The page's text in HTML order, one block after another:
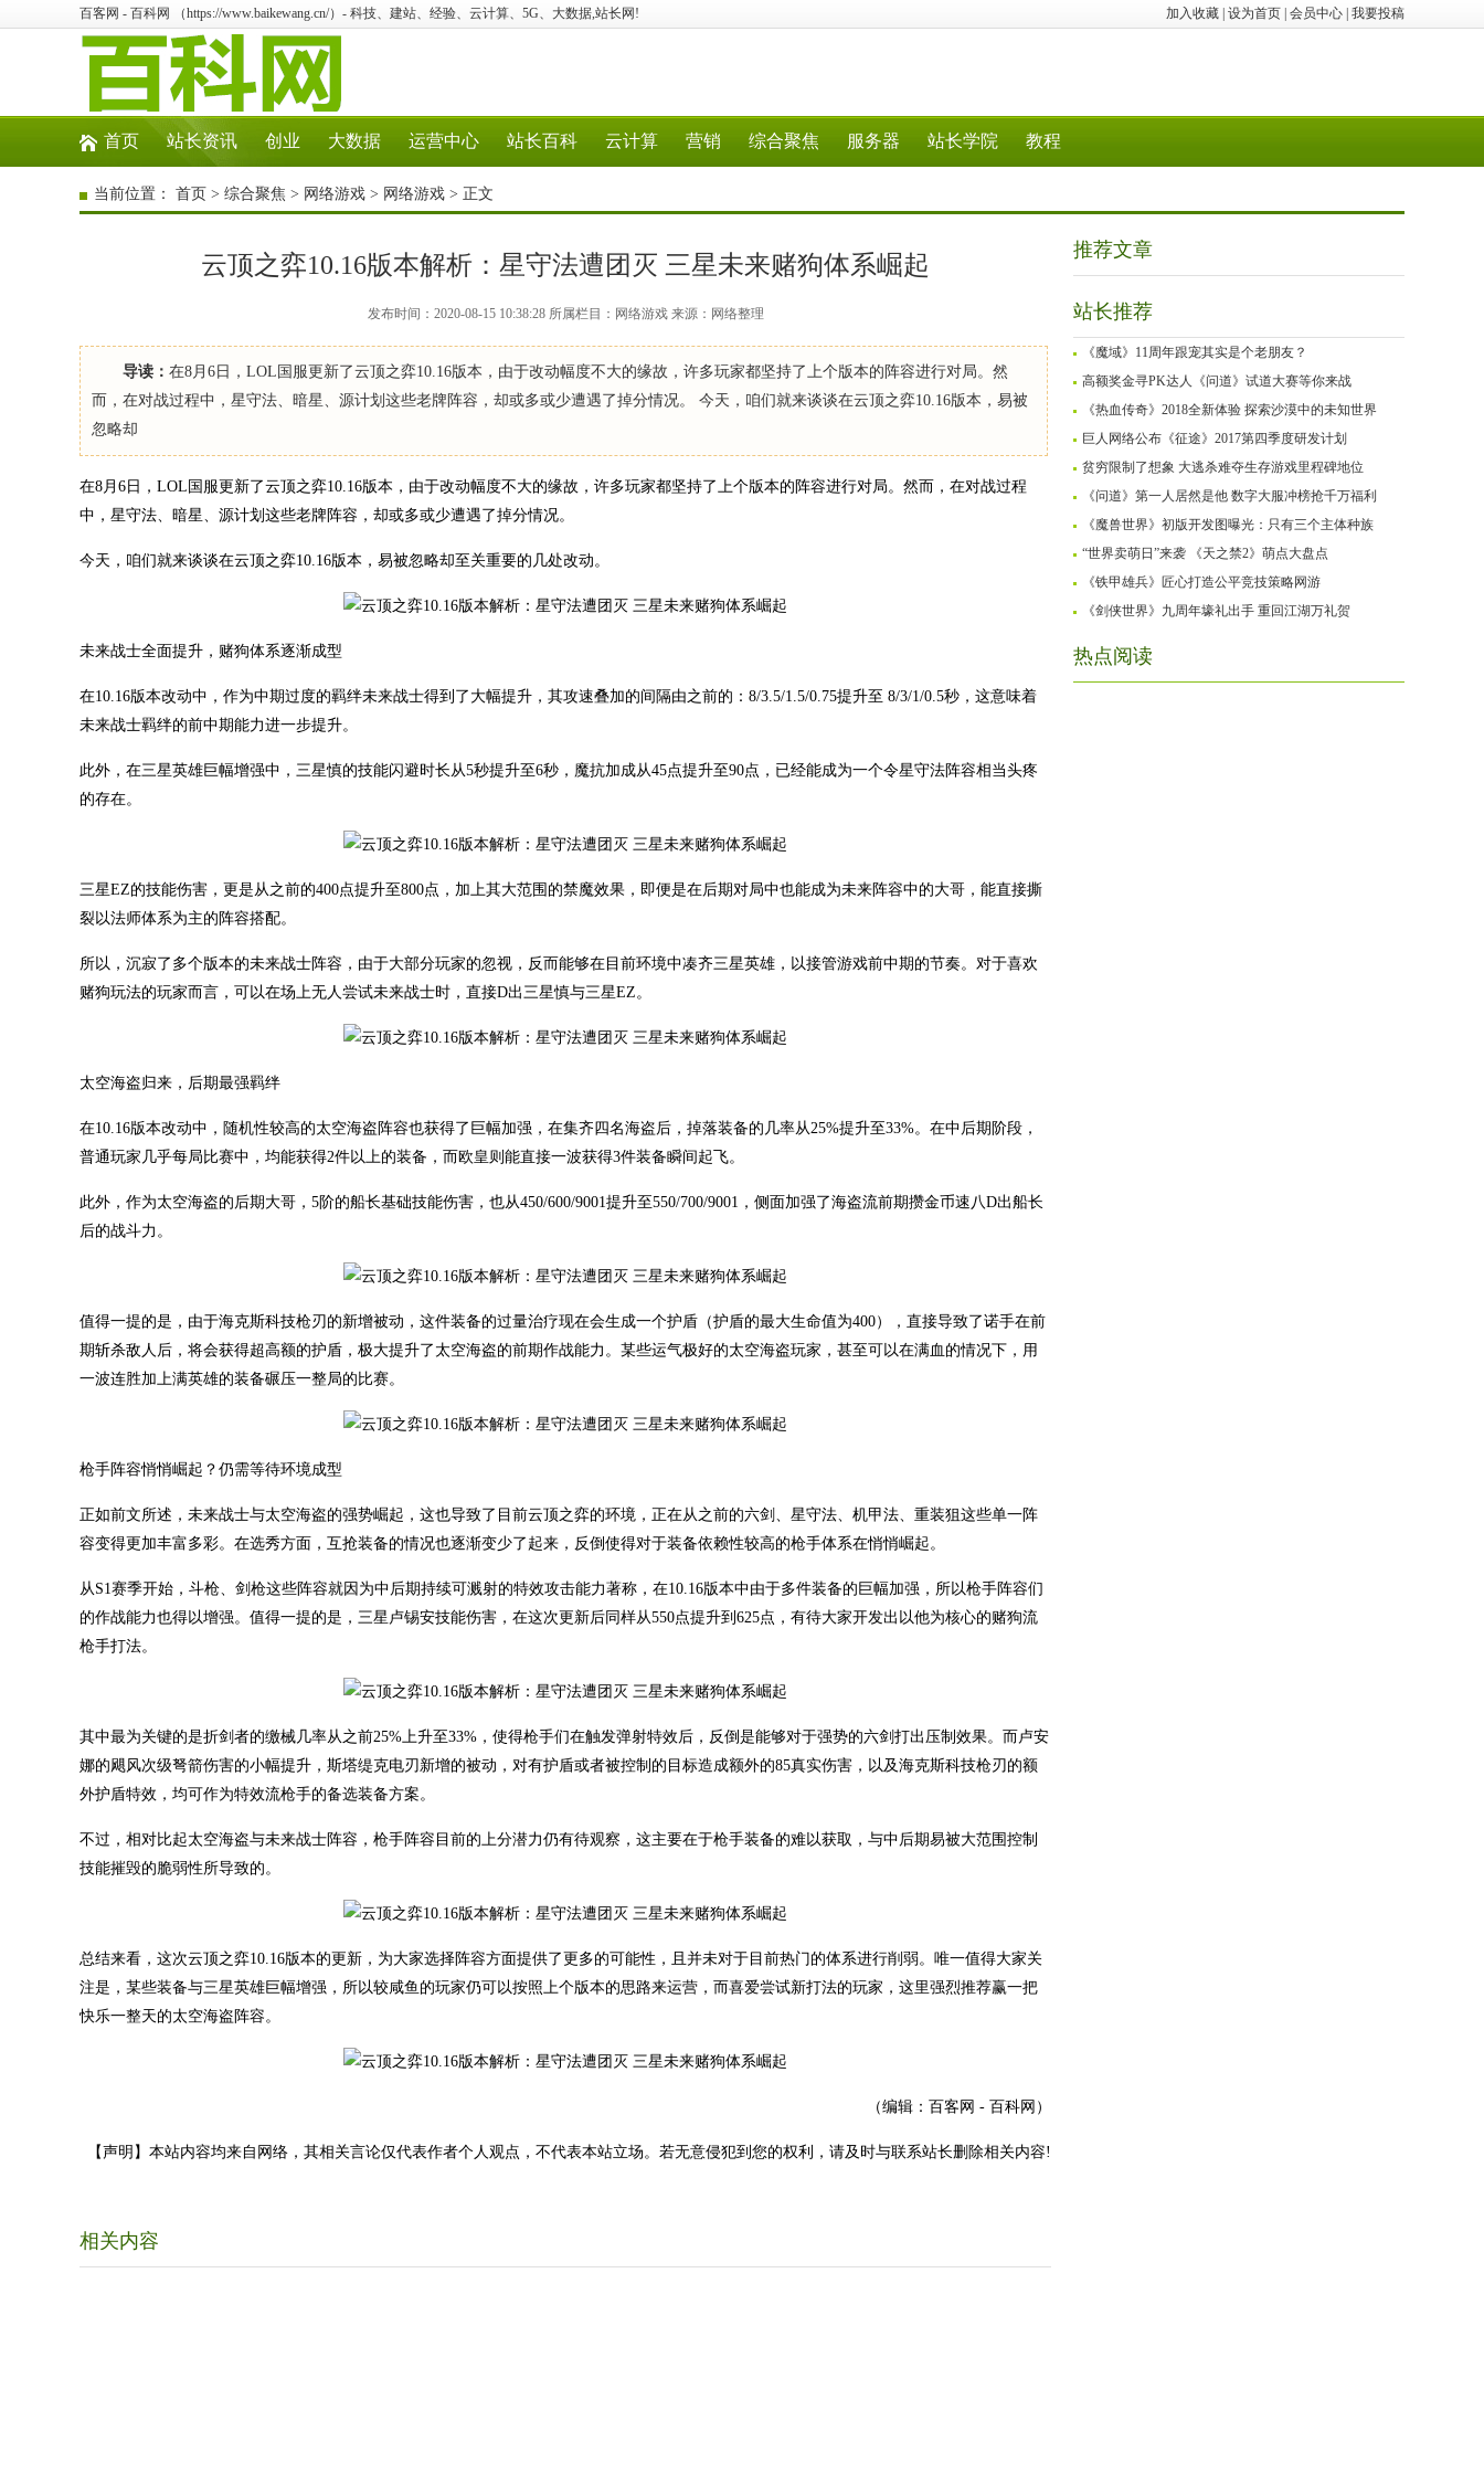
加入收藏 设为首页 会员中心 我要投稿
百客网 - 百科网 （https://www.baikewang.cn/）- 科技、建站、经验、云计算、5G、大数据,站长网!
首页 站长资讯 创业 大数据 运营中心 站长百科 云计算 营销 综合聚焦 服务器 站长学院 教程
当前位置： 首页 > 综合聚焦 > 网络游戏 > 网络游戏 > 正文
云顶之弈10.16版本解析：星守法遭团灭 三星未来赌狗体系崛起
发布时间：2020-08-15 10:38:28 所属栏目：网络游戏 来源：网络整理
导读： 在8月6日，LOL国服更新了云顶之弈10.16版本，由于改动幅度不大的缘故，许多玩家都坚持了上个版本的阵容进行对局。然
而，在对战过程中，星守法、暗星、源计划这些老牌阵容，却或多或少遭遇了掉分情况。 今天，咱们就来谈谈在云顶之弈10.16版本，易被
忽略却
在8月6日，LOL国服更新了云顶之弈10.16版本，由于改动幅度不大的缘故，许多玩家都坚持了上个版本的阵容进行对局。然而，在对战过程
中，星守法、暗星、源计划这些老牌阵容，却或多或少遭遇了掉分情况。
今天，咱们就来谈谈在云顶之弈10.16版本，易被忽略却至关重要的几处改动。
未来战士全面提升，赌狗体系逐渐成型
在10.16版本改动中，作为中期过度的羁绊未来战士得到了大幅提升，其攻速叠加的间隔由之前的：8/3.5/1.5/0.75提升至 8/3/1/0.5秒，这意味着
未来战士羁绊的前中期能力进一步提升。
此外，在三星英雄巨幅增强中，三星慎的技能闪避时长从5秒提升至6秒，魔抗加成从45点提升至90点，已经能成为一个令星守法阵容相当头疼
的存在。
三星EZ的技能伤害，更是从之前的400点提升至800点，加上其大范围的禁魔效果，即便是在后期对局中也能成为未来阵容中的大哥，能直接撕
裂以法师体系为主的阵容搭配。
所以，沉寂了多个版本的未来战士阵容，由于大部分玩家的忽视，反而能够在目前环境中凑齐三星英雄，以接管游戏前中期的节奏。对于喜欢
赌狗玩法的玩家而言，可以在场上无人尝试未来战士时，直接D出三星慎与三星EZ。
太空海盗归来，后期最强羁绊
在10.16版本改动中，随机性较高的太空海盗阵容也获得了巨幅加强，在集齐四名海盗后，掉落装备的几率从25%提升至33%。在中后期阶段，
普通玩家几乎每局比赛中，均能获得2件以上的装备，而欧皇则能直接一波获得3件装备瞬间起飞。
此外，作为太空海盗的后期大哥，5阶的船长基础技能伤害，也从450/600/9001提升至550/700/9001，侧面加强了海盗流前期攒金币速八D出船长
后的战斗力。
值得一提的是，由于海克斯科技枪刃的新增被动，这件装备的过量治疗现在会生成一个护盾（护盾的最大生命值为400），直接导致了诺手在前
期斩杀敌人后，将会获得超高额的护盾，极大提升了太空海盗的前期作战能力。某些运气极好的太空海盗玩家，甚至可以在满血的情况下，用
一波连胜加上满英雄的装备碾压一整局的比赛。
枪手阵容悄悄崛起？仍需等待环境成型
正如前文所述，未来战士与太空海盗的强势崛起，这也导致了目前云顶之弈的环境，正在从之前的六剑、星守法、机甲法、重装狙这些单一阵
容变得更加丰富多彩。在选秀方面，互抢装备的情况也逐渐变少了起来，反倒使得对于装备依赖性较高的枪手体系在悄悄崛起。
从S1赛季开始，斗枪、剑枪这些阵容就因为中后期持续可溅射的特效攻击能力著称，在10.16版本中由于多件装备的巨幅加强，所以枪手阵容们
的作战能力也得以增强。值得一提的是，三星卢锡安技能伤害，在这次更新后同样从550点提升到625点，有待大家开发出以他为核心的赌狗流
枪手打法。
其中最为关键的是折剑者的缴械几率从之前25%上升至33%，使得枪手们在触发弹射特效后，反倒是能够对于强势的六剑打出压制效果。而卢安
娜的飓风次级弩箭伤害的小幅提升，斯塔缇克电刃新增的被动，对有护盾或者被控制的目标造成额外的85真实伤害，以及海克斯科技枪刃的额
外护盾特效，均可作为特效流枪手的备选装备方案。
不过，相对比起太空海盗与未来战士阵容，枪手阵容目前的上分潜力仍有待观察，这主要在于枪手装备的难以获取，与中后期易被大范围控制
技能摧毁的脆弱性所导致的。
总结来看，这次云顶之弈10.16版本的更新，为大家选择阵容方面提供了更多的可能性，且并未对于目前热门的体系进行削弱。唯一值得大家关
注是，某些装备与三星英雄巨幅增强，所以较咸鱼的玩家仍可以按照上个版本的思路来运营，而喜爱尝试新打法的玩家，这里强烈推荐赢一把
快乐一整天的太空海盗阵容。
（编辑：百客网 - 百科网）
【声明】本站内容均来自网络，其相关言论仅代表作者个人观点，不代表本站立场。若无意侵犯到您的权利，请及时与联系站长删除相关内容!
相关内容
推荐文章
站长推荐
《魔域》11周年跟宠其实是个老朋友？
高额奖金寻PK达人《问道》试道大赛等你来战
《热血传奇》2018全新体验 探索沙漠中的未知世界
巨人网络公布《征途》2017第四季度研发计划
贫穷限制了想象 大逃杀难夺生存游戏里程碑地位
《问道》第一人居然是他 数字大服冲榜抢千万福利
《魔兽世界》初版开发图曝光：只有三个主体种族
“世界卖萌日”来袭 《天之禁2》萌点大盘点
《铁甲雄兵》匠心打造公平竞技策略网游
《剑侠世界》九周年壕礼出手 重回江湖万礼贺
热点阅读